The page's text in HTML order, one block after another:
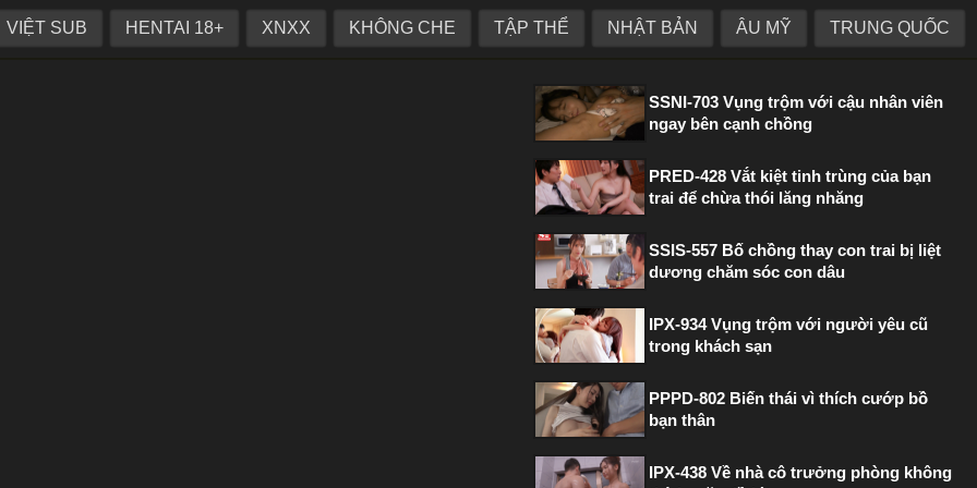
VIỆT SUB HENTAI 18+ XNXX KHÔNG CHE TẬP THỂ NHẬT BẢN ÂU MỸ TRUNG QUỐC
chị dâu siêu dâm PHIM HOT TRONG TUẦN
SSNI-703 Vụng trộm với cậu nhân viên
ngay bên cạnh chồng
PRED-428 Vắt kiệt tinh trùng của bạn
trai để chừa thói lăng nhăng
SSIS-557 Bố chồng thay con trai bị liệt
dương chăm sóc con dâu
IPX-934 Vụng trộm với người yêu cũ
trong khách sạn
PPPD-802 Biến thái vì thích cướp bồ
bạn thân
IPX-438 Về nhà cô trưởng phòng không